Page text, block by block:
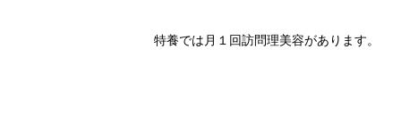
特養では月１回訪問理美容があります。